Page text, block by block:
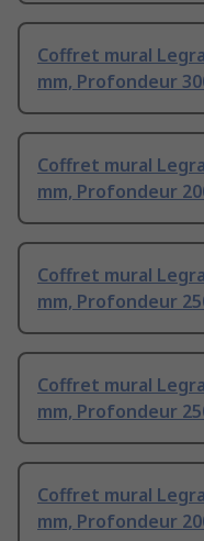
Coffret mural
mm, Profondeur
Coffret mural
mm, Profondeur
Coffret mural
mm, Profondeur
Coffret mural
mm, Profondeur
Coffret mural
mm, Profondeur